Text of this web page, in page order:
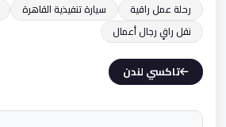
رحلة عمل راقية سيارة تنفيذية القاهرة
نقل راقٍ رجال أعمال
تاكسي لندن